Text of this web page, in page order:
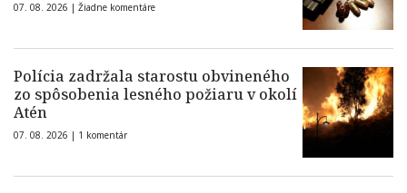
07. 08. 2026 | Žiadne komentáre
Polícia zadržala starostu obvineného
zo spôsobenia lesného požiaru v okolí
Atén
07. 08. 2026 | 1 komentár